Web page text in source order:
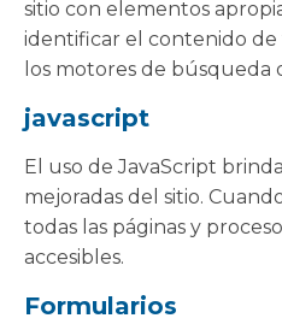
sitio con elementos
identificar el contenido de
los motores de búsqueda
javascript
El uso de JavaScript
mejoradas del sitio.
todas las páginas y
accesibles.
Formularios